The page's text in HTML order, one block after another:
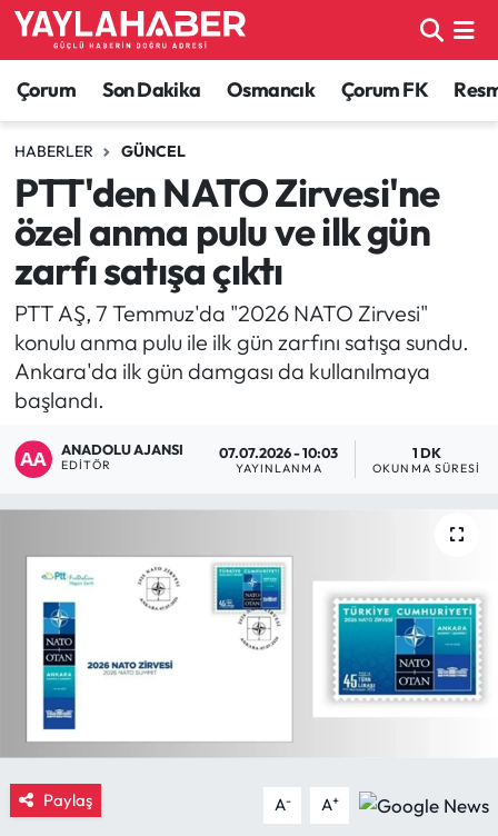
Çorum Son Dakika Osmancık Çorum FK
HABERLER GÜNCEL
PTT'den NATO Zirvesi'ne
özel anma pulu ve ilk gün
zarfı satışa çıktı
PTT AŞ, 7 Temmuz'da "2026 NATO Zirvesi"
konulu anma pulu ile ilk gün zarfını satışa sundu.
Ankara'da ilk gün damgası da kullanılmaya
başlandı.
ANADOLU AJANSI
EDITÖR
07.07.2026 - 10:03
YAYINLANMA
1 DK
OKUNMA SÜRESI
Paylaş A- A+
Alaca Haberleri
Bayat Haberleri
Bilgi - Keşfet Haberleri
Bilim ve Teknoloji
Boğazkale Haberleri
Çorum Haberleri
Güncel
İskilip Haberleri
Kargı Haberleri
Kimdir?
Çorum Nöbetçi Eczaneler
Çorum Hava Durumu
Çorum Namaz Vakitleri
Çorum Trafik Yoğunluk Haritası
TFF 1.Lig Puan Durumu ve Fikstür
Tüm Manşetler